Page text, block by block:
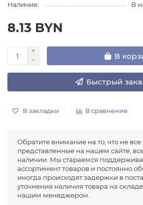
Наличие:
В
8.13 BYN
В
Быстрый
В закладки В сравнение
Обратите внимание на то, что не все
представленные на нашем сайте,
наличии. Мы стараемся
ассортимент товаров и постоянно
иногда происходят задержки в
уточнения наличия товара на
нашим менеджером.